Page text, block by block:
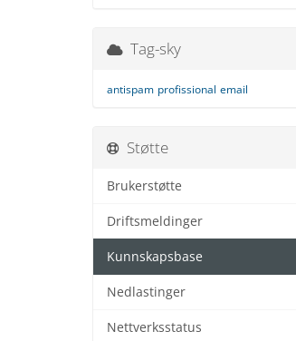
Tag-sky
antispam profissional email
Støtte
Brukerstøtte
Driftsmeldinger
Kunnskapsbase
Nedlastinger
Nettverksstatus